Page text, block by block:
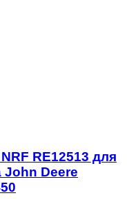
RE12513 для
John Deere